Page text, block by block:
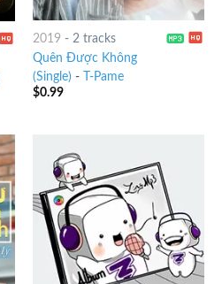
2019 - 2 tracks
Quên Được Không
(Single) -
T-Pame
$0.99